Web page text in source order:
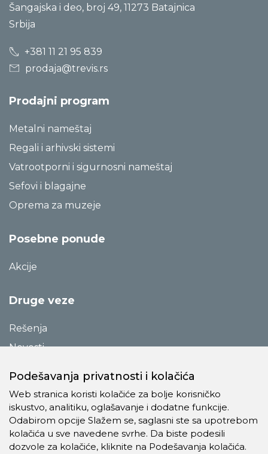
Šangajska i deo, broj 49, 11273 Batajnica
Srbija
+381 11 21 95 839
prodaja@trevis.rs
Prodajni program
Metalni nameštaj
Regali i arhivski sistemi
Vatrootporni i sigurnosni nameštaj
Sefovi i blagajne
Oprema za muzeje
Posebne ponude
Akcije
Druge veze
Rešenja
Novosti
O preduzeću
Kontakt
Pravila o privatnosti
Podešavanja privatnosti i kolačića
Web stranica koristi kolačiće za bolje korisničko
iskustvo, analitiku, oglašavanje i dodatne funkcije.
Odabirom opcije Slažem se, saglasni ste sa upotrebom
kolačića u sve navedene svrhe. Da biste podesili
dozvole za kolačiće, kliknite na Podešavanja kolačića.